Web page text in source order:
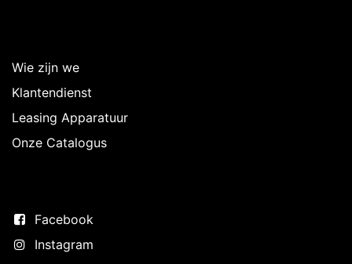
Wie zijn we
Klantendienst
Leasing Apparatuur
Onze Catalogus
Facebook
Instagram